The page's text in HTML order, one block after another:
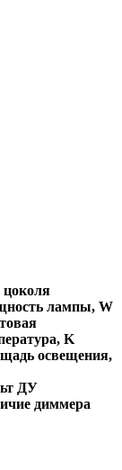
лампы, W
K
освещения,
ДУ
диммера